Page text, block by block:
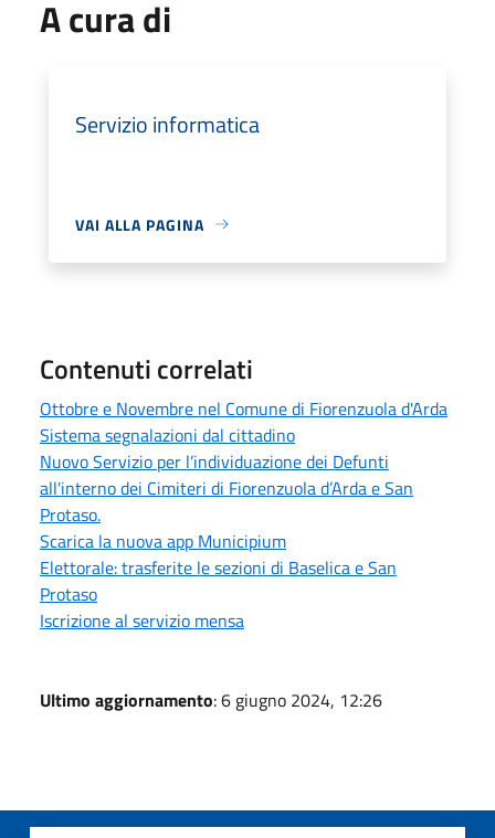
A cura di
Servizio informatica
VAI ALLA PAGINA
Contenuti correlati
Ottobre e Novembre nel Comune di Fiorenzuola d'Arda
Sistema segnalazioni dal cittadino
Nuovo Servizio per l’individuazione dei Defunti
all'interno dei Cimiteri di Fiorenzuola d’Arda e San
Protaso.
Scarica la nuova app Municipium
Elettorale: trasferite le sezioni di Baselica e San
Protaso
Iscrizione al servizio mensa
Ultimo aggiornamento: 6 giugno 2024, 12:26